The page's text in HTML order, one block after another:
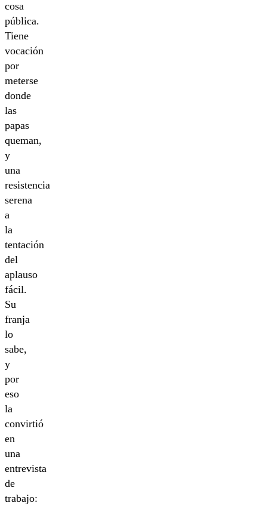
cosa
pública.
Tiene
vocación
por
meterse
donde
las
papas
queman,
y
una
resistencia
serena
a
la
tentación
del
aplauso
fácil.
Su
franja
lo
sabe,
y
por
eso
la
convirtió
en
una
entrevista
de
trabajo: